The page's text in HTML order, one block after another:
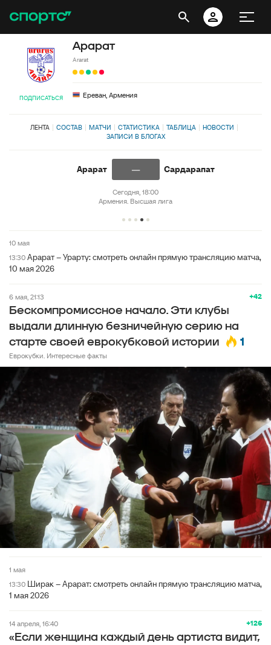
ПОДПИСАТЬСЯ
Арарат
Ararat
Ереван, Армения
ЛЕНТА СОСТАВ МАТЧИ СТАТИСТИКА ТАБЛИЦА
НОВОСТИ
ЗАПИСИ В БЛОГАХ
Арарат Сардарапат
—
Сегодня, 18:00
Армения. Высшая лига
10 мая
13:30 Арарат – Урарту: смотреть онлайн прямую трансляцию матча,
10 мая 2026
+42
6 мая, 21:13
Бескомпромиссное начало. Эти клубы
выдали длинную безничейную серию на
старте своей еврокубковой истории
1
Еврокубки. Интересные факты
1 мая
13:30 Ширак – Арарат: смотреть онлайн прямую трансляцию матча,
1 мая 2026
+126
14 апреля, 16:40
«Если женщина каждый день артиста видит,